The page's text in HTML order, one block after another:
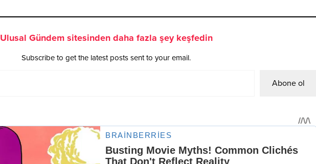
Ulusal Gündem sitesinden daha fazla şey keşfedin
Subscribe to get the latest posts sent to your email.
Abone ol